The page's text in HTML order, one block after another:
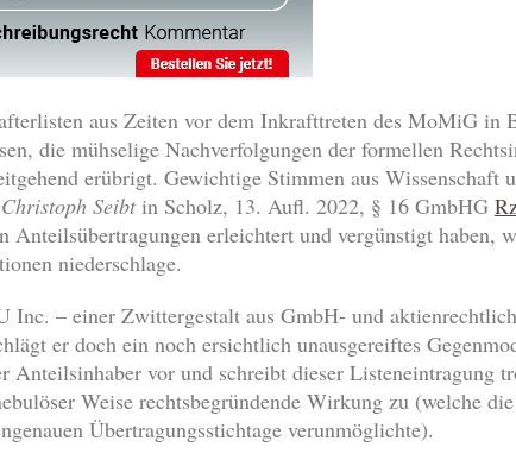
aus Zeiten vor dem Inkrafttreten des MoMiG in
die mühselige Nachverfolgungen der formellen
erübrigt. Gewichtige Stimmen aus Wissenschaft
Christoph Seibt in Scholz, 13. Aufl. 2022, § 16 GmbHG
Anteilsübertragungen erleichtert und vergünstigt haben,
niederschlage.
Inc. – einer Zwittergestalt aus GmbH- und
er doch ein noch ersichtlich unausgereiftes
Anteilsinhaber vor und schreibt dieser Listeneintragung
Weise rechtsbegründende Wirkung zu (welche
Übertragungsstichtage verunmöglichte).